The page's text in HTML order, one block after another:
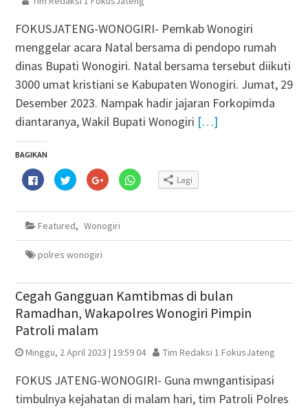
FOKUSJATENG-WONOGIRI- Pemkab Wonogiri
menggelar acara Natal bersama di pendopo rumah
dinas Bupati Wonogiri. Natal bersama tersebut diikuti
3000 umat kristiani se Kabupaten Wonogiri. Jumat, 29
Desember 2023. Nampak hadir jajaran Forkopimda
diantaranya, Wakil Bupati Wonogiri […]
BAGIKAN
Klik
untuk
membagikan
Facebook(Membuka
jendela
baru)
Klik
untuk
berbagi
Twitter(Membuka
jendela
baru)
Klik
untuk
berbagi
Google+
di
jendela
yang
Klik
untuk
WhatsApp(Membuka
baru)
Lagi
Featured, Wonogiri
polres wonogiri
Cegah Gangguan Kamtibmas di bulan
Ramadhan, Wakapolres Wonogiri Pimpin
Patroli malam
Minggu, 2 April 2023 | 19:59 04 Tim Redaksi 1 FokusJateng
FOKUS JATENG-WONOGIRI- Guna mwngantisipasi
timbulnya kejahatan di malam hari, tim Patroli Polres